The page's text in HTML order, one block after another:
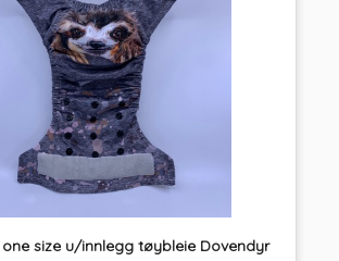
size u/innlegg tøybleie Dovendyr